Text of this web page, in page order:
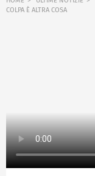
COLPA È ALTRA COSA